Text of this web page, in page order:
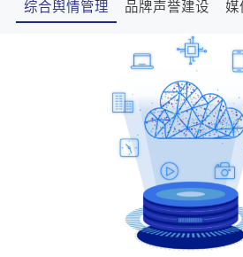
综合舆情管理 品牌声誉建设 媒